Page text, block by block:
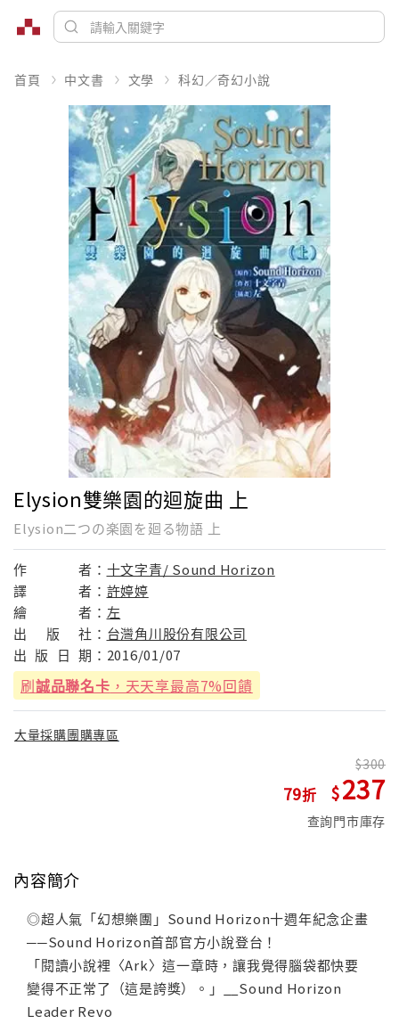
首頁 中文書 文學 科幻／奇幻小說
Elysion雙樂園的迴旋曲 上
Elysion二つの楽園を廻る物語 上
作 者： 十文字青/ Sound Horizon
譯
者： 許婷婷
繪
者： 左
出
版 社： 台灣角川股份有限公司
出 版 日 期： 2016/01/07
刷誠品聯名卡 ，天天享最高7%回饋
大量採購團購專區
79
300
237
查詢門市庫存
內容簡介
◎超人氣「幻想樂團」Sound Horizon十週年紀念企畫
──Sound Horizon首部官方小說登台！
「閱讀小說裡〈Ark〉這一章時，讓我覺得腦袋都快要
變得不正常了（這是誇獎）。」__Sound Horizon
Leader Revo